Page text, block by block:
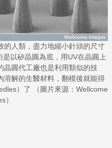
的人類，盡力地縮小針頭的尺寸
以矽晶圓為底，用UV在晶圓上
晶圓代工廠也是利用類似的技
溶解的生醫材料，翻模後就能得
）了 （圖片來源：Wellcome
）